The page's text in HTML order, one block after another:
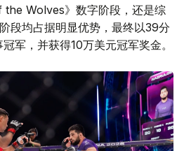
the Wolves》数字阶段，还是综
段均占据明显优势，最终以39分
军，并获得10万美元冠军奖金。